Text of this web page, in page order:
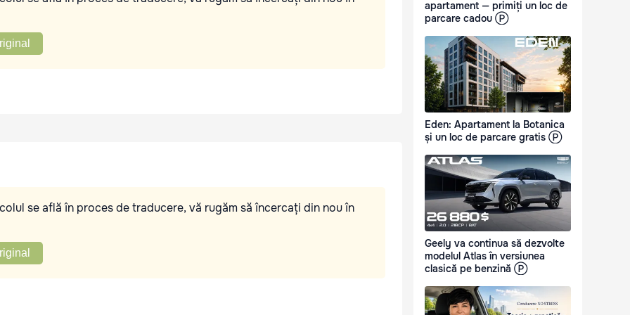
se află în proces de traducere, vă rugăm să încercați din nou în
apartament — primiți un loc de
parcare cadou Ⓟ
Eden: Apartament la Botanica
și un loc de parcare gratis Ⓟ
Geely va continua să dezvolte
modelul Atlas în versiunea
clasică pe benzină Ⓟ